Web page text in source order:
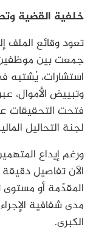
خلفية القضية
تعود وقائع
جمعت بين
استشارات، يُشتبه
وتبييض الأموال،
فتحت التحقيقات
لجنة التحاليل
ورغم إيداع
الآن تفاصيل دقيقة
المقدّمة أو
مدى شفافية
الكبرى.